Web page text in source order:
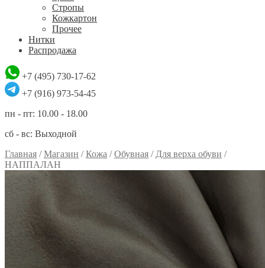
Стропы
Кожкартон
Прочее
Нитки
Распродажа
+7 (495) 730-17-62
+7 (916) 973-54-45
пн - пт: 10.00 - 18.00
сб - вс: Выходной
Главная /Магазин /Кожа /Обувная / Для верха обуви /
НАППАЛАН